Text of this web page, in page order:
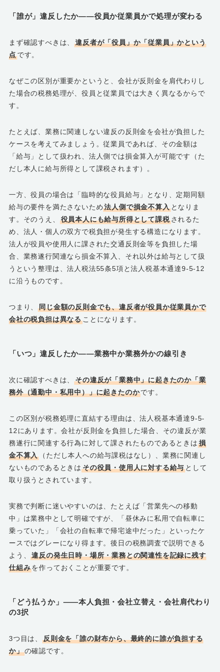
「誰が」違反したか――役員か従業員かで処理が変わる
まず確認すべきは、違反者が「役員」か「従業員」かという
点です。
なぜこの区別が重要かというと、会社が反則金を肩代わりし
た場合の税務処理が、役員と従業員では大きく異なるからで
す。
たとえば、業務に関連しない違反の反則金を会社が負担した
ケースを考えてみましょう。従業員であれば、その金額は
「給与」として扱われ、法人側では損金算入が可能です（た
だし本人に給与所得として課税されます）。
一方、役員の場合は「臨時的な役員給与」となり、定期同額
給与の要件を満たさないため法人側で損金不算入となりま
す。そのうえ、
役員本人にも給与所得として課税されるた
め、法人・個人の双方で税負担が発生する構造になります。
法人が役員や使用人に課された交通反則金等を負担した場
合、業務遂行関連なら損金不算入、それ以外は給与として扱
うという整理は、法人税法55条5項と法人税基本通達9-5-12
に沿うものです。
つまり、同じ金額の反則金でも、違反者が役員か従業員かで
会社の税負担は異なることになります。
「いつ」違反したか――業務中か業務外かの線引き
次に確認すべきは、その違反が「業務中」に起きたのか「業
務外（通勤中・私用中）」に起きたのかです。
この区別が税務処理に直結する理由は、法人税基本通達9-5-
12にあります。会社が反則金を負担した場合、その違反が業
務遂行に関連する行為に対して課されたものであるときは 損
金不算入
（ただし本人への給与課税はなし）、業務に関連し
ないものであるときは その役員・使用人に対する給与 として
取り扱うとされています。
実務で判断に迷いやすいのは、たとえば「営業先への移動
中」は業務中として明確ですが、「昼休みに私用で自転車に
乗っていた」「会社の自転車で帰宅途中だった」といったケ
ースではグレーになり得ます。後日の税務調査で説明できる
よう、違反の発生日時・場所・業務との関連性を記録に残す
仕組みを作っておくことが重要です。
「どう払うか」――本人負担・会社立替え・会社肩代わり
の3択
3つ目は、
反則金を「誰の財布から、最終的に誰が負担する
か」の確認です。